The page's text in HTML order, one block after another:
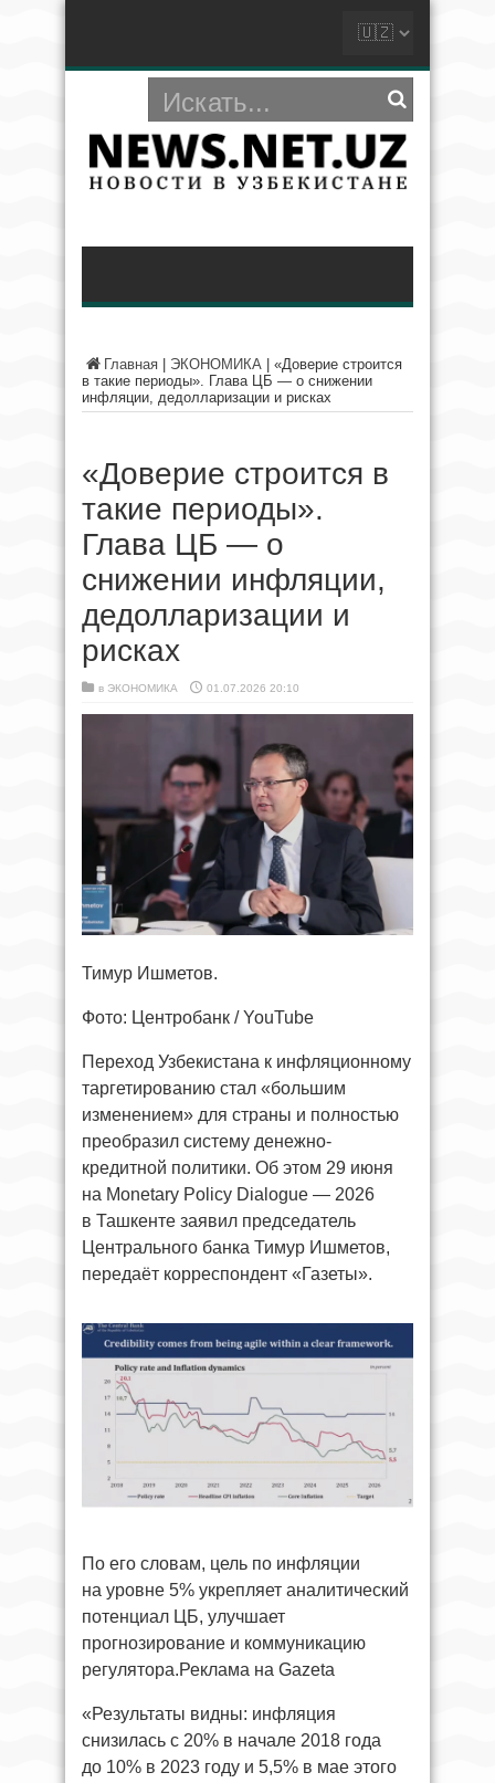
Главная ЭКОНОМИКА
«Доверие строится
в такие периоды». Глава ЦБ — о снижении
инфляции, дедолларизации и рисках
«Доверие строится в
такие периоды».
Глава ЦБ — о
снижении инфляции,
дедолларизации и
рисках
в ЭКОНОМИКА 01.07.2026 20:10
Тимур Ишметов.
Фото: Центробанк / YouTube
Переход Узбекистана к инфляционному
таргетированию стал «большим
изменением» для страны и полностью
преобразил систему денежно-
кредитной политики. Об этом 29 июня
на Monetary Policy Dialogue — 2026
в Ташкенте заявил председатель
Центрального банка Тимур Ишметов,
передаёт корреспондент «Газеты».
По его словам, цель по инфляции
на уровне 5% укрепляет аналитический
потенциал ЦБ, улучшает
прогнозирование и коммуникацию
регулятора.Реклама на Gazeta
«Результаты видны: инфляция
снизилась с 20% в начале 2018 года
до 10% в 2023 году и 5,5% в мае этого